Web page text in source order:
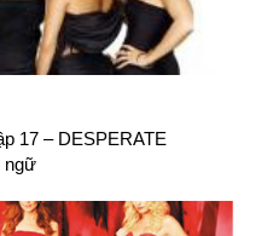
17 – DESPERATE
ngữ